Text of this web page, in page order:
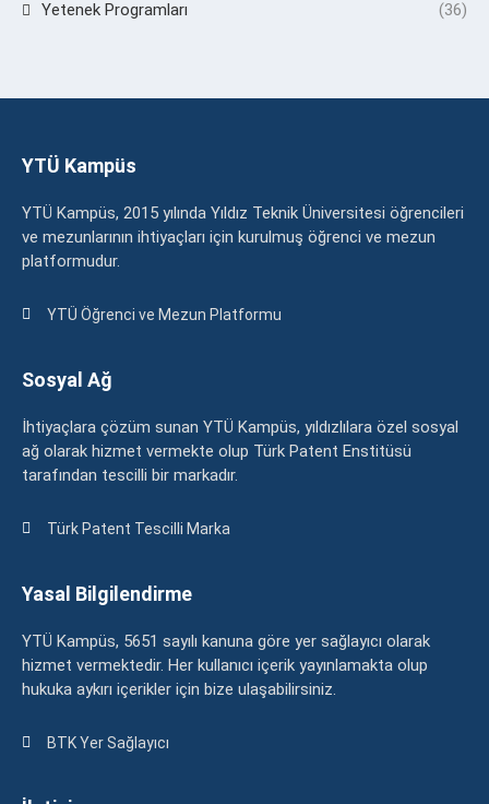
Yetenek Programları (36)
YTÜ Kampüs
YTÜ Kampüs, 2015 yılında Yıldız Teknik Üniversitesi öğrencileri
ve mezunlarının ihtiyaçları için kurulmuş öğrenci ve mezun
platformudur.
YTÜ Öğrenci ve Mezun Platformu
Sosyal Ağ
İhtiyaçlara çözüm sunan YTÜ Kampüs, yıldızlılara özel sosyal
ağ olarak hizmet vermekte olup Türk Patent Enstitüsü
tarafından tescilli bir markadır.
Türk Patent Tescilli Marka
Yasal Bilgilendirme
YTÜ Kampüs, 5651 sayılı kanuna göre yer sağlayıcı olarak
hizmet vermektedir. Her kullanıcı içerik yayınlamakta olup
hukuka aykırı içerikler için bize ulaşabilirsiniz.
BTK Yer Sağlayıcı